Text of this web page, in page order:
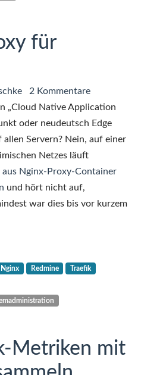
für
2 Kommentare
„Cloud Native Application
oder neudeutsch Edge
allen Servern? Nein, auf einer
Netzes läuft
aus Nginx-Proxy-Container
und hört nicht auf,
war dies bis vor kurzem
Nginx Redmine Traefik
Metriken mit